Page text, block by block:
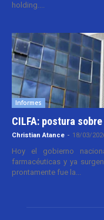
holding....
Informes
CILFA: postura
Christian Atance - 18/03/
Hoy el gobierno
farmacéuticas y ya
prontamente fue la...